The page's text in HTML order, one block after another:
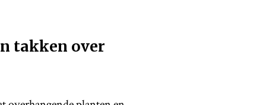
takken over